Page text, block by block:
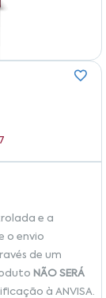
e a
o envio
de um
NÃO SERÁ
à ANVISA.